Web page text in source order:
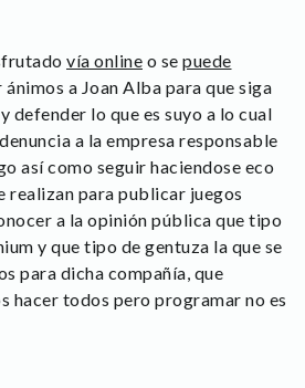
vía online o se puede
ánimos a Joan Alba para que siga
defender lo que es suyo a lo cual
a la empresa responsable
así como seguir haciendose eco
realizan para publicar juegos
a la opinión pública que tipo
y que tipo de gentuza la que se
para dicha compañía, que
hacer todos pero programar no es